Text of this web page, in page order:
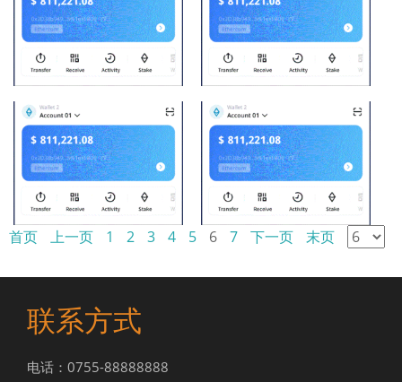
首页 上一页 1 2 3 4 5 6 7 下一页 末页
联系方式
电话：0755-88888888